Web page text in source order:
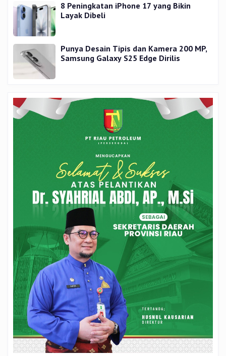
8 Peningkatan iPhone 17 yang Bikin
Layak Dibeli
Punya Desain Tipis dan Kamera 200 MP,
Samsung Galaxy S25 Edge Dirilis